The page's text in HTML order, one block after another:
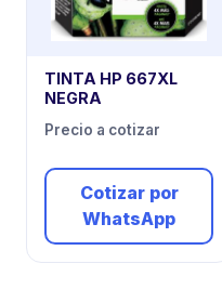
TINTA HP 667XL
NEGRA
Precio a cotizar
Cotizar por
WhatsApp